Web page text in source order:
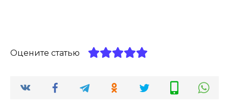
Оцените статью